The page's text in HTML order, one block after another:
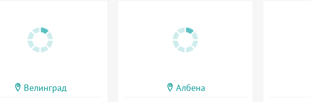
Велинград Албена